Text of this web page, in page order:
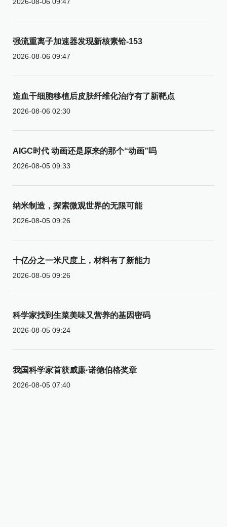
强流重离子加速器发现新核素铪-153
2026-08-06 09:47
造血干细胞移植后皮肤纤维化治疗有了新靶点
2026-08-06 02:30
AIGC时代 动画还是原来的那个“动画”吗
2026-08-05 09:33
纳米制造，探索微观世界的无限可能
2026-08-05 09:26
十亿分之一米尺度上，材料有了新能力
2026-08-05 09:26
科学家找到生菜美味又营养的基因密码
2026-08-05 09:24
我国科学家首获威廉·诺德伯格奖章
2026-08-05 07:40